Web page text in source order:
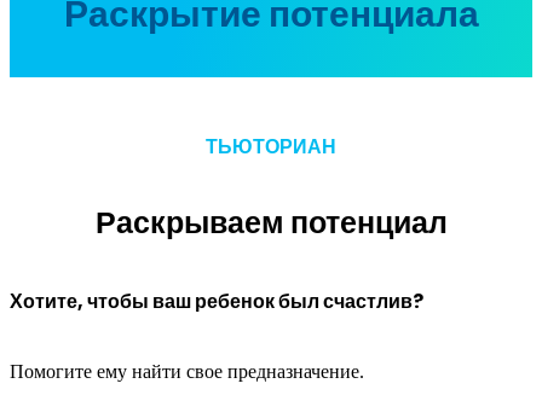
Раскрытие потенциала
ТЬЮТОРИАН
Раскрываем потенциал
Хотите, чтобы ваш ребенок был счастлив?
Помогите ему найти свое предназначение.